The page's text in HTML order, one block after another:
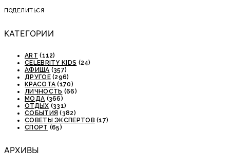
ПОДЕЛИТЬСЯ
КАТЕГОРИИ
ART (112)
CELEBRITY KIDS (24)
АФИША (357)
ДРУГОЕ(296)
КРАСОТА (170)
ЛИЧНОСТЬ (66)
МОДА (366)
ОТДЫХ (331)
СОБЫТИЯ (382)
СОВЕТЫ ЭКСПЕРТОВ (17)
СПОРТ (65)
АРХИВЫ